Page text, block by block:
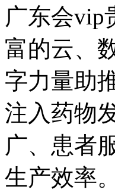
广东会vip
富的云
字力量助
注入药物发
广、患
生产效率。